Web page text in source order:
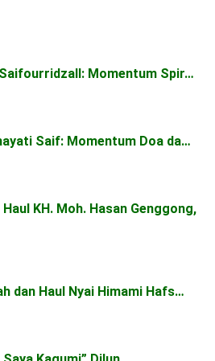
Saifourridzall: Momentum Spir…
Saif: Momentum Doa da…
KH. Moh. Hasan Genggong,
dan Haul Nyai Himami Hafs…